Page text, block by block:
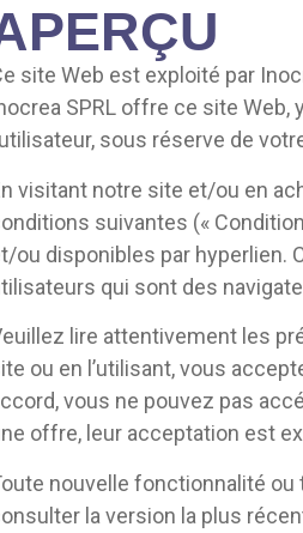
site Web est exploité par
SPRL offre ce site
sous réserve de
visitant notre site et/ou en
suivantes («
ou disponibles par hyperlien.
qui sont des
lire attentivement les
ou en l’utilisant, vous
vous ne pouvez pas
offre, leur acceptation est
nouvelle fonctionnalité
la version la plus